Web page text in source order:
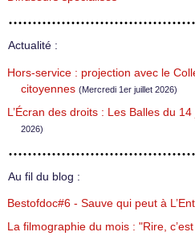
Actualité :
Hors-service : projection avec le
citoyennes (Mercredi 1er juillet 2026)
L’Écran des droits : Les Balles du
2026)
Au fil du blog :
Bestofdoc#6 - Sauve qui peut à
La filmographie du mois : "Rire,